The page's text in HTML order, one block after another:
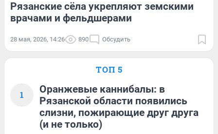
Рязанские сёла укрепляют земскими
врачами и фельдшерами
28 мая, 2026, 14:26 890 Обсудить
ТОП 5
1
Оранжевые каннибалы: в
Рязанской области появились
слизни, пожирающие друг друга
(и не только)